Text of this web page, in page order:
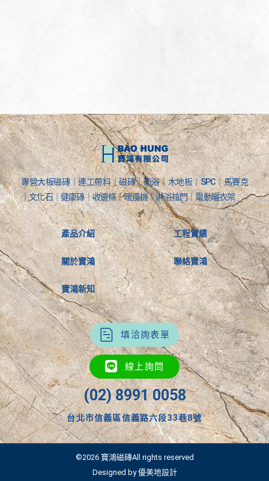
專營大板磁磚｜連工帶料｜磁磚｜衛浴｜木地板｜SPC｜馬賽克
｜文化石｜健康磚｜收邊條｜暖風機｜淋浴拉門｜電動曬衣架
產品介紹
關於寶鴻
寶鴻新知
工程實績
聯絡寶鴻
填洽詢表單
線上詢問
(02) 8991 0058
台北市信義區信義路六段33巷8號
©2026 寶鴻磁磚All rights reserved
Designed by 優美地設計